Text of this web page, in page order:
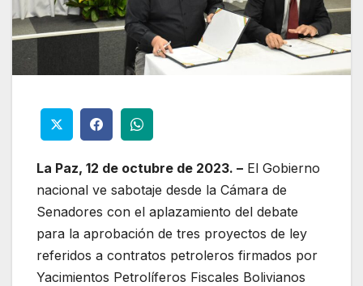
La Paz, 12 de octubre de 2023. – El Gobierno
nacional ve sabotaje desde la Cámara de
Senadores con el aplazamiento del debate
para la aprobación de tres proyectos de ley
referidos a contratos petroleros firmados por
Yacimientos Petrolíferos Fiscales Bolivianos